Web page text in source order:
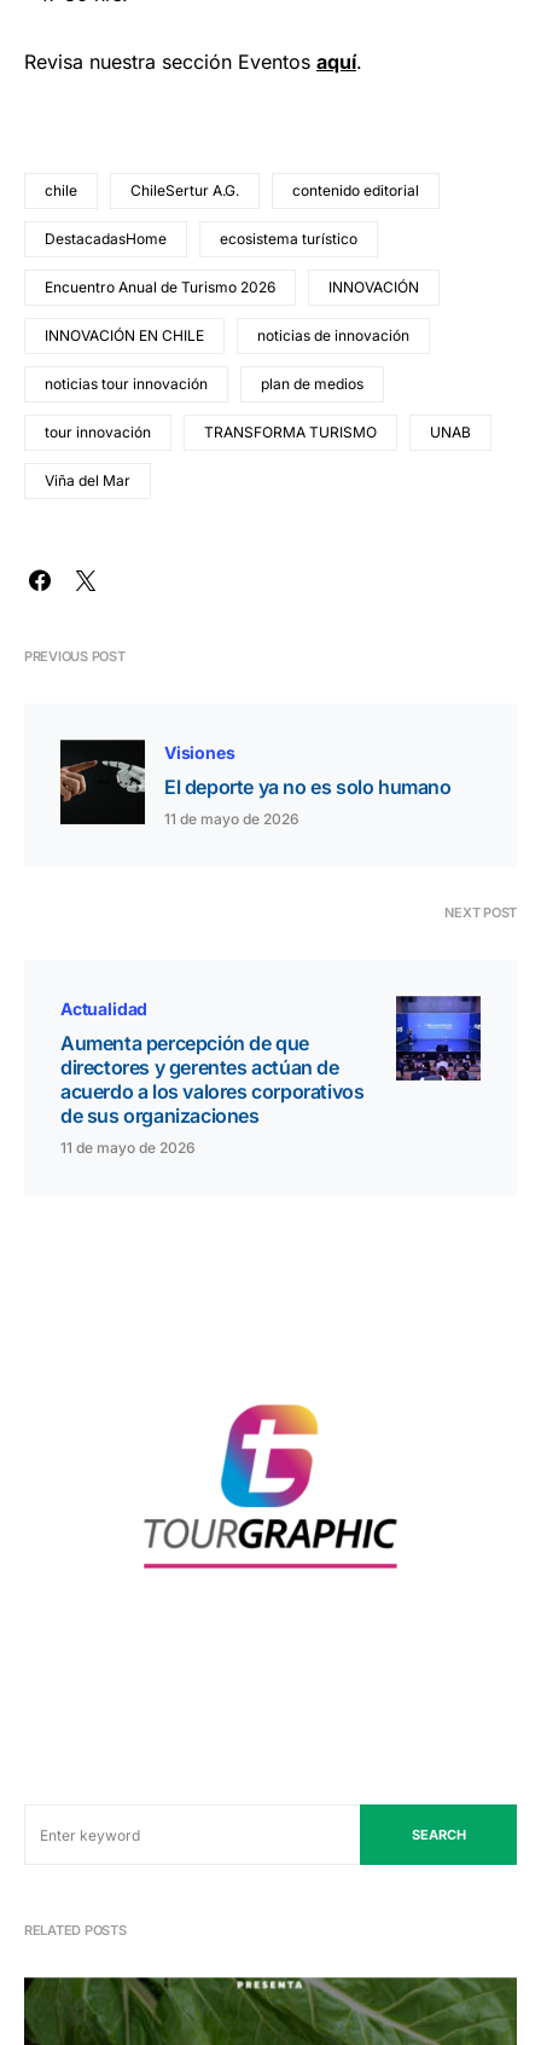
Revisa nuestra sección Eventos aquí.
chile ChileSertur A.G. contenido editorial
DestacadasHome ecosistema turístico
Encuentro Anual de Turismo 2026 INNOVACIÓN
INNOVACIÓN EN CHILE noticias de innovación
noticias tour innovación plan de medios
tour innovación TRANSFORMA TURISMO UNAB
Viña del Mar
PREVIOUS POST
Visiones
El deporte ya no es solo humano
11 de mayo de 2026
NEXT POST
Actualidad
Aumenta percepción de que
directores y gerentes actúan de
acuerdo a los valores corporativos
de sus organizaciones
11 de mayo de 2026
SEARCH
RELATED POSTS